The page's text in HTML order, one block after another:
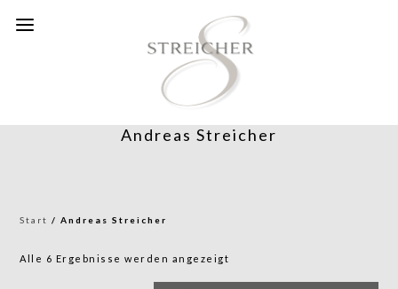
Andreas Streicher
Start / Andreas Streicher
Alle 6 Ergebnisse werden angezeigt